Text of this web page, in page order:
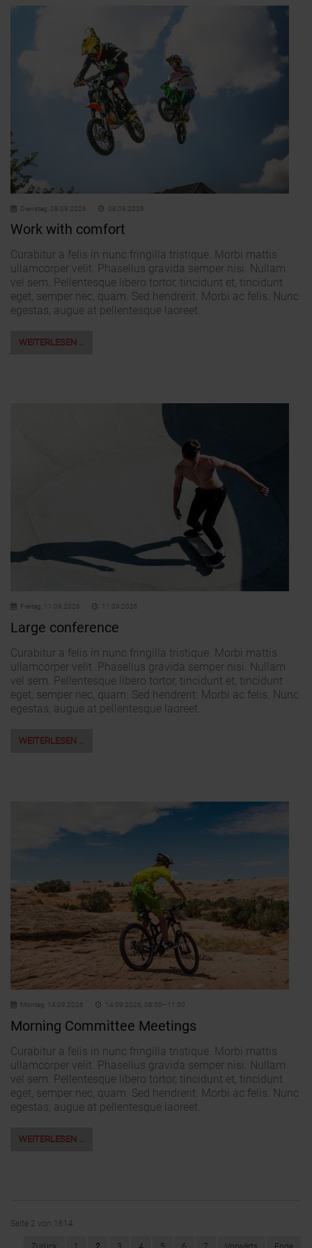
Dienstag, 08.09.2026 08.09.2026
Work with comfort
Curabitur a felis in nunc fringilla tristique. Morbi mattis
ullamcorper velit. Phasellus gravida semper nisi. Nullam
vel sem. Pellentesque libero tortor, tincidunt et, tincidunt
eget, semper nec, quam. Sed hendrerit. Morbi ac felis. Nunc
egestas, augue at pellentesque laoreet.
WEITERLESEN …
Freitag, 11.09.2026 11.09.2026
Large conference
Curabitur a felis in nunc fringilla tristique. Morbi mattis
ullamcorper velit. Phasellus gravida semper nisi. Nullam
vel sem. Pellentesque libero tortor, tincidunt et, tincidunt
eget, semper nec, quam. Sed hendrerit. Morbi ac felis. Nunc
egestas, augue at pellentesque laoreet.
WEITERLESEN …
Montag, 14.09.2026 14.09.2026, 08:00–11:00
Morning Committee Meetings
Curabitur a felis in nunc fringilla tristique. Morbi mattis
ullamcorper velit. Phasellus gravida semper nisi. Nullam
vel sem. Pellentesque libero tortor, tincidunt et, tincidunt
eget, semper nec, quam. Sed hendrerit. Morbi ac felis. Nunc
egestas, augue at pellentesque laoreet.
WEITERLESEN …
Seite 2 von 1614